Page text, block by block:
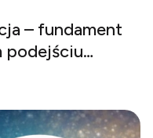
– fundament
podejściu